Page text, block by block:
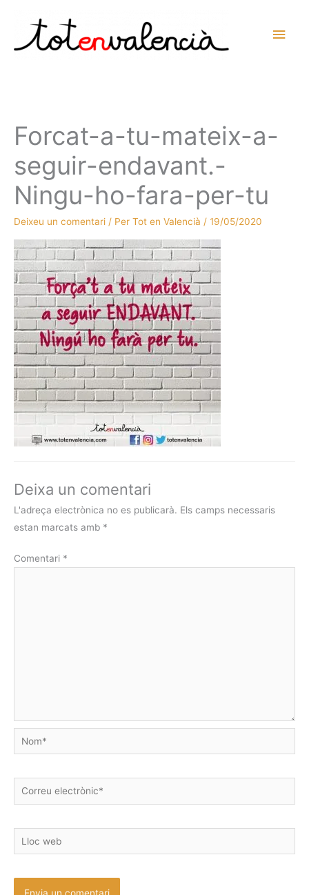
contingut
Forcat-a-tu-mateix-a-
seguir-endavant.-
Ningu-ho-fara-per-tu
Deixeu un comentari / Per Tot en Valencià / 19/05/2020
Deixa un comentari
L'adreça electrònica no es publicarà. Els camps necessaris
estan marcats amb *
Comentari *
Nom*
Correu
electrònic*
Lloc
web